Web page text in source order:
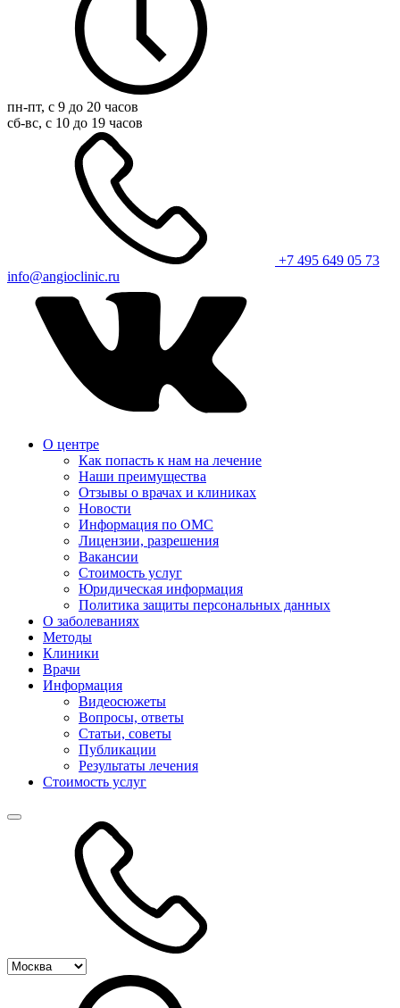
пн-пт, с 9 до 20 часов
сб-вс, с 10 до 19 часов
+7 495 649 05 73
info@angioclinic.ru
О центре
Как попасть к нам на лечение
Наши преимущества
Отзывы о врачах и клиниках
Новости
Информация по ОМС
Лицензии, разрешения
Вакансии
Стоимость услуг
Юридическая информация
Политика защиты персональных данных
О заболеваниях
Методы
Клиники
Врачи
Информация
Видеосюжеты
Вопросы, ответы
Статьи, советы
Публикации
Результаты лечения
Стоимость услуг